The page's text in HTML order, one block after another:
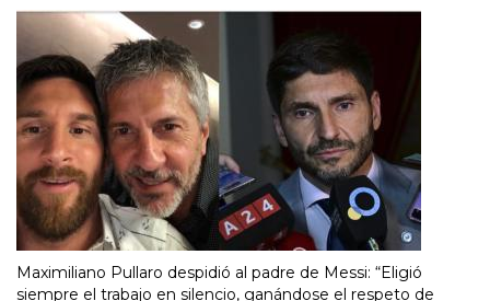
Maximiliano Pullaro despidió al padre de Messi: “Eligió
siempre el trabajo en silencio, ganándose el respeto de